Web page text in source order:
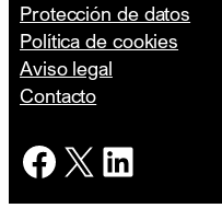
Protección de datos
Política de cookies
Aviso legal
Contacto
Facebook
X LinkedIn